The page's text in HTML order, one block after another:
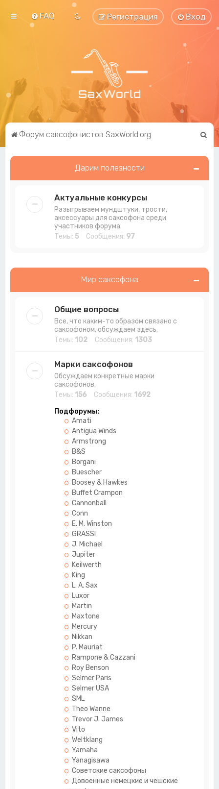
FAQ Вход
Регистрация
Форум саксофонистов SaxWorld.org
и
Дарим полезности
Актуальные конкурсы
Разыгрываем мундштуки, трости,
аксессуары для саксофона среди
участников форума.
Темы: 5 Сообщения: 97
Мир саксофона
Общие вопросы
Все, что каким-то образом связано с
саксофоном, обсуждаем здесь.
Темы: 102 Сообщения: 1303
Марки саксофонов
Обсуждаем конкретные марки
саксофонов.
Темы: 156 Сообщения: 1692
Подфорумы:
Amati
Antigua Winds
Armstrong
B&S
Borgani
Buescher
Boosey & Hawkes
Buffet Crampon
Cannonball
Conn
E. M. Winston
GRASSI
J. Michael
Jupiter
Keilwerth
King
L. A. Sax
Luxor
Martin
Maxtone
Mercury
Nikkan
P. Mauriat
Rampone & Cazzani
Roy Benson
Selmer Paris
Selmer USA
SML
Theo Wanne
Trevor J. James
Vito
Weltklang
Yamaha
Yanagisawa
Советские саксофоны
Довоенные немецкие и чешские